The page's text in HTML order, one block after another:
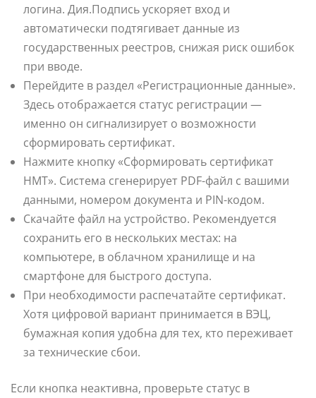
логина. Дия.Подпись ускоряет вход и
автоматически подтягивает данные из
государственных реестров, снижая риск ошибок
при вводе.
Перейдите в раздел «Регистрационные данные».
Здесь отображается статус регистрации —
именно он сигнализирует о возможности
сформировать сертификат.
Нажмите кнопку «Сформировать сертификат
НМТ». Система сгенерирует PDF-файл с вашими
данными, номером документа и PIN-кодом.
Скачайте файл на устройство. Рекомендуется
сохранить его в нескольких местах: на
компьютере, в облачном хранилище и на
смартфоне для быстрого доступа.
При необходимости распечатайте сертификат.
Хотя цифровой вариант принимается в ВЭЦ,
бумажная копия удобна для тех, кто переживает
за технические сбои.
Если кнопка неактивна, проверьте статус в